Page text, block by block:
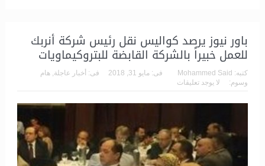
باور نيوز يرصد كواليس نقل رئيس شركة أنربك
للعمل خبيراً بالشركة القابضة للبتروكيماويات
كتبه: Mohammed Said فى: مايو 31, 2018 فى: أخبار عاجلة, هام
وسوم:
لا يوجد تعليقات